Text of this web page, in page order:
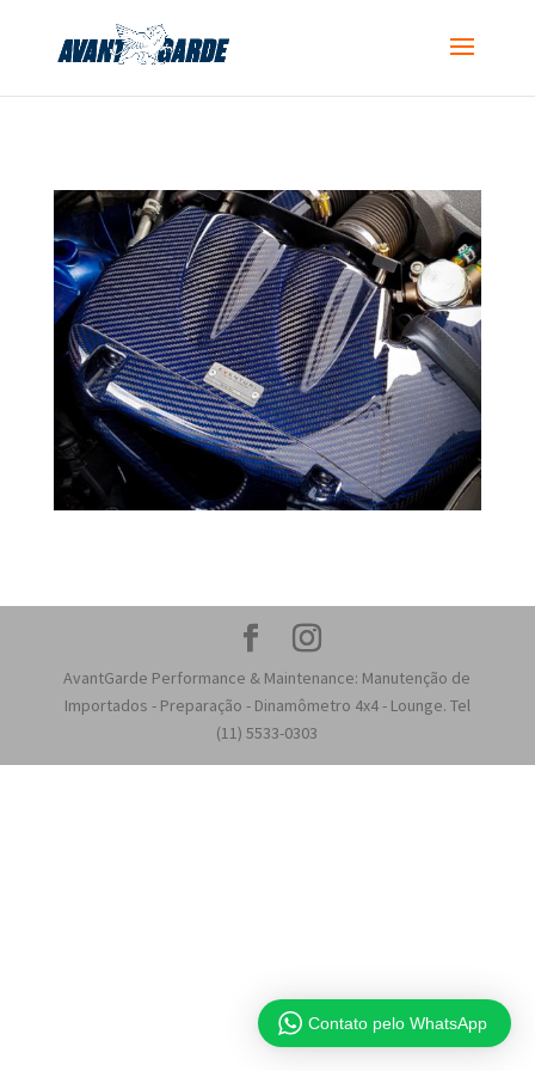
AvantGarde Performance & Maintenance: Manutenção de
Importados - Preparação - Dinamômetro 4x4 - Lounge. Tel
(11) 5533-0303
Contato pelo WhatsApp